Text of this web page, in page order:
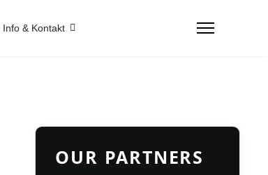
Info & Kontakt
OUR PARTNERS